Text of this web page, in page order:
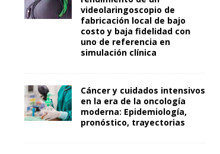
videolaringoscopio de
fabricación local de bajo
costo y baja fidelidad con
uno de referencia en
simulación clínica
Cáncer y cuidados intensivos
en la era de la oncología
moderna: Epidemiología,
pronóstico, trayectorias